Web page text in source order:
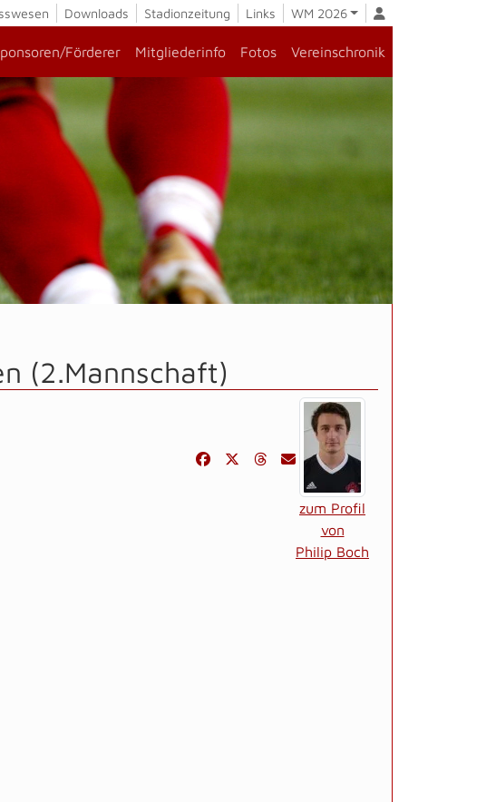
Downloads Stadionzeitung Links WM 2026
Förderer Mitgliederinfo Fotos Vereinschronik
(2.Mannschaft)
zum Profil
von
Philip Boch